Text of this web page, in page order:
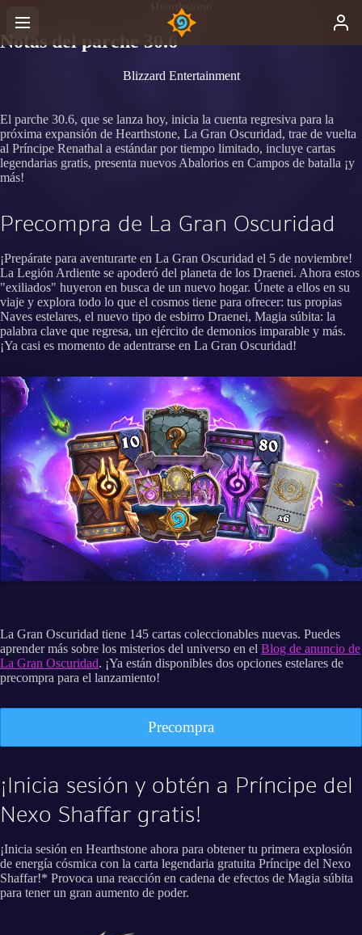
Hearthstone
Notas del parche 30.6
Blizzard Entertainment
El parche 30.6, que se lanza hoy, inicia la cuenta regresiva para la
próxima expansión de Hearthstone, La Gran Oscuridad, trae de vuelta
al Príncipe Renathal a estándar por tiempo limitado, incluye cartas
legendarias gratis, presenta nuevos Abalorios en Campos de batalla ¡y
más!
Precompra de La Gran Oscuridad
¡Prepárate para aventurarte en La Gran Oscuridad el 5 de noviembre!
La Legión Ardiente se apoderó del planeta de los Draenei. Ahora estos
"exiliados" huyeron en busca de un nuevo hogar. Únete a ellos en su
viaje y explora todo lo que el cosmos tiene para ofrecer: tus propias
Naves estelares, el nuevo tipo de esbirro Draenei, Magia súbita: la
palabra clave que regresa, un ejército de demonios imparable y más.
¡Ya casi es momento de adentrarse en La Gran Oscuridad!
La Gran Oscuridad tiene 145 cartas coleccionables nuevas. Puedes
aprender más sobre los misterios del universo en el Blog de anuncio de
La Gran Oscuridad. ¡Ya están disponibles dos opciones estelares de
precompra para el lanzamiento!
Precompra
¡Inicia sesión y obtén a Príncipe del
Nexo Shaffar gratis!
¡Inicia sesión en Hearthstone ahora para obtener tu primera explosión
de energía cósmica con la carta legendaria gratuita Príncipe del Nexo
Shaffar!* Provoca una reacción en cadena de efectos de Magia súbita
para tener un gran aumento de poder.